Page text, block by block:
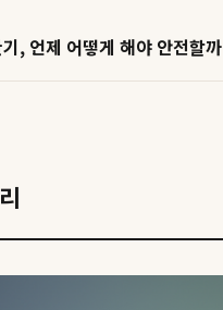
, 언제 어떻게 해야 안전할까